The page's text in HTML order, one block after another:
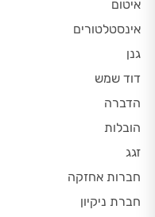
איטום
אינסטלטורים
גנן
דוד שמש
הדברה
הובלות
זגג
חברות אחזקה
חברת ניקיון